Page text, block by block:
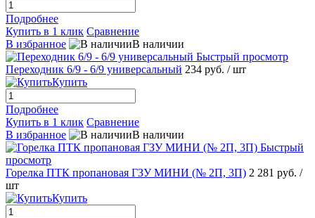
Подробнее
Купить в 1 клик Сравнение
В избранное
В наличии
Быстрый просмотр
Переходник 6/9 - 6/9 универсальный 234 руб. / шт
Купить
Подробнее
Купить в 1 клик Сравнение
В избранное
В наличии
Быстрый
просмотр
Горелка ПТК пропановая ГЗУ МИНИ (№ 2П, 3П) 2 281 руб. /
шт
Купить